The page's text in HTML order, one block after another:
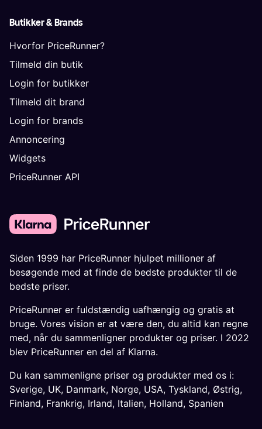
Butikker & Brands
Hvorfor PriceRunner?
Tilmeld din butik
Login for butikker
Tilmeld dit brand
Login for brands
Annoncering
Widgets
PriceRunner API
Siden 1999 har PriceRunner hjulpet millioner af
besøgende med at finde de bedste produkter til de
bedste priser.
PriceRunner er fuldstændig uafhængig og gratis at
bruge. Vores vision er at være den, du altid kan regne
med, når du sammenligner produkter og priser. I 2022
blev PriceRunner en del af Klarna.
Du kan sammenligne priser og produkter med os i:
Sverige, UK, Danmark, Norge, USA, Tyskland, Østrig,
Finland, Frankrig, Irland, Italien, Holland, Spanien